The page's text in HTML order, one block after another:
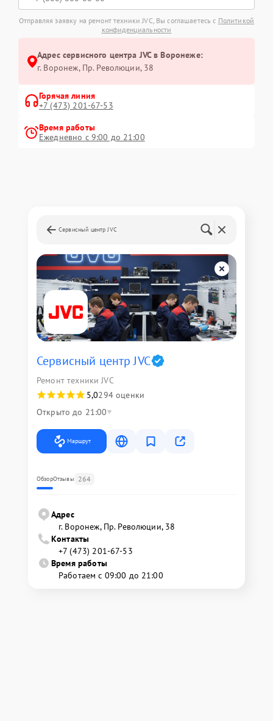
Отправляя заявку на ремонт техники JVC, Вы соглашаетесь с Политикой
конфиденциальности
Адрес сервисного центра JVC в Воронеже:
г. Воронеж, Пр. Революции, 38
Горячая линия
+7 (473) 201-67-53
Время работы
Ежедневно с 9:00 до 21:00
Сервисный центр JVC
Сервисный центр JVC
Ремонт техники JVC
5,0294 оценки
Открыто до 21:00
Маршрут
ОбзорОтзывы 264
Адрес
г. Воронеж, Пр. Революции, 38
Контакты
+7 (473) 201-67-53
Время работы
Работаем с 09:00 до 21:00